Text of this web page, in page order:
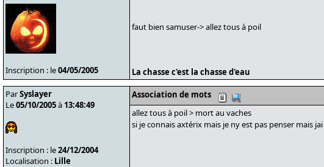
Inscription : le04/05/2005
faut bien samuser-> allez tous à poil
La chasse c'est la chasse d'eau
ParSyslayer
Le05/10/2005à 13:48:49
Inscription : le24/12/2004
Localisation : Lille
Association de mots
allez tous à poil > mort au vaches
si je connais axtérix mais je ny est pas penser mais